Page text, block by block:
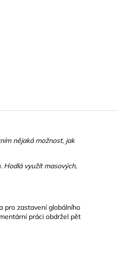
nějaká možnost, jak
Hodlá využít masových,
pro zastavení globálního
práci obdržel pět